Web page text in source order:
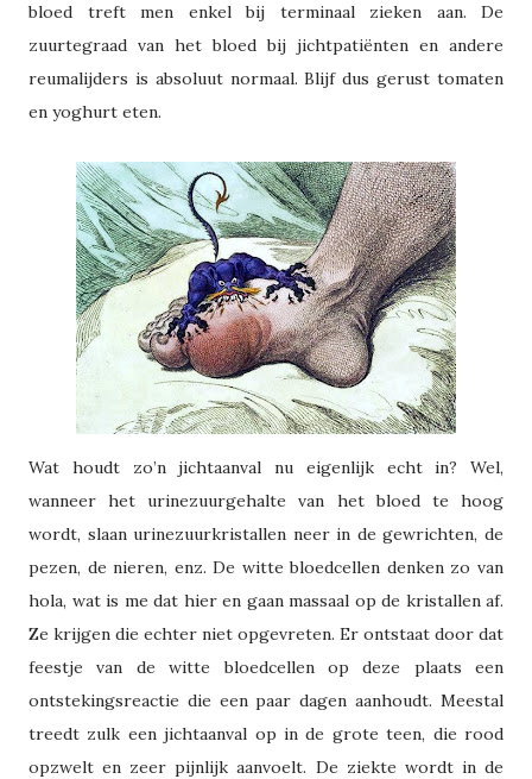
bloed treft men enkel bij terminaal zieken aan. De
zuurtegraad van het bloed bij jichtpatiënten en andere
reumalijders is absoluut normaal. Blijf dus gerust tomaten
en yoghurt eten.
Wat houdt zo’n jichtaanval nu eigenlijk echt in? Wel,
wanneer het urinezuurgehalte van het bloed te hoog
wordt, slaan urinezuurkristallen neer in de gewrichten, de
pezen, de nieren, enz. De witte bloedcellen denken zo van
hola, wat is me dat hier en gaan massaal op de kristallen af.
Ze krijgen die echter niet opgevreten. Er ontstaat door dat
feestje van de witte bloedcellen op deze plaats een
ontstekingsreactie die een paar dagen aanhoudt. Meestal
treedt zulk een jichtaanval op in de grote teen, die rood
opzwelt en zeer pijnlijk aanvoelt. De ziekte wordt in de